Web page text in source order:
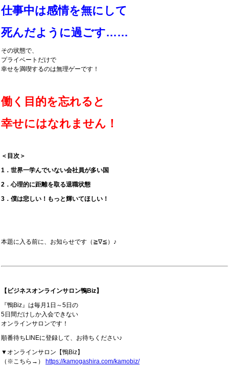
仕事中は感情を無にして
死んだように過ごす……
その状態で、
プライベートだけで
幸せを満喫するのは無理ゲーです！
働く目的を忘れると
幸せにはなれません！
＜目次＞
1．世界一学んでいない会社員が多い国
2．心理的に距離を取る退職状態
3．僕は悲しい！もっと輝いてほしい！
本題に入る前に、お知らせです（≧∇≦）♪
【ビジネスオンラインサロン鴨Biz】
『鴨Biz』は毎月1日～5日の
5日間だけしか入会できない
オンラインサロンです！
順番待ちLINEに登録して、お待ちください♪
▼オンラインサロン【鴨Biz】
（※こちら→） https://kamogashira.com/kamobiz/